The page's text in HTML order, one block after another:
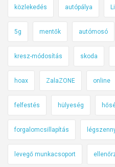
közlekedés autópálya
5g mentők autómosó
kresz-módosítás skoda
hoax ZalaZONE online
felfestés hülyeség
forgalomcsillapítás
levegő munkacsoport